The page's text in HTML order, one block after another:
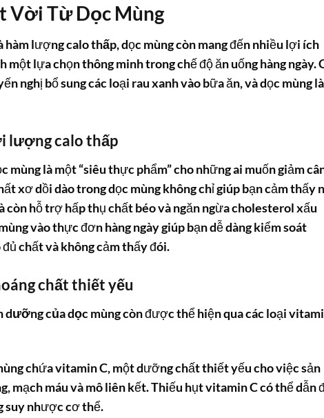
Vời Từ Dọc Mùng
hàm lượngcalo thấp, dọc mùng còn mang đến nhiều lợi ích
lựa chọn thông minh trong chế độ ăn uống hàng ngày.
nghị bổ sung các loại rau xanh vào bữa ăn, và dọc mùng là
lượng calo thấp
mùng là một “siêu thực phẩm” cho những ai muốn giảm
xơ dồi dào trong dọc mùng không chỉ giúp bạn cảm thấy
còn hỗ trợ hấp thụ chất béo và ngăn ngừa cholesterol xấu
vào thực đơn hàng ngày giúp bạn dễ dàng kiểm soát
chất và không cảm thấy đói.
chất thiết yếu
dưỡng của dọc mùngcòn được thể hiện qua các loại
chứa vitamin C, một dưỡng chất thiết yếu cho việc sản
mạch máu và mô liên kết. Thiếu hụt vitamin C có thể dẫn
suy nhược cơ thể.